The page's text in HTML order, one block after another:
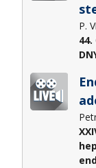
P.
44.